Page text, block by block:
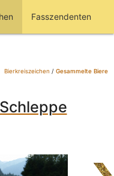
Fasszendenten
Bierkreiszeichen / Gesammelte Biere